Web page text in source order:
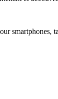
smartphones,